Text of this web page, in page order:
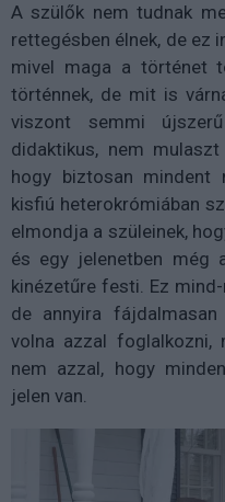
A szülők nem tudnak
rettegésben élnek, de ez
mivel maga a történet
történnek, de mit is
viszont semmi
didaktikus, nem
hogy biztosan mindent
kisfiú heterokrómiában
elmondja a szüleinek,
és egy jelenetben még
kinézetűre festi. Ez
de annyira
volna azzal
nem azzal, hogy
jelen van.